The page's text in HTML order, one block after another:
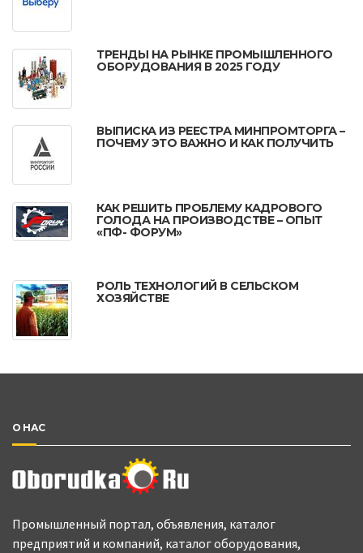
ТРЕНДЫ НА РЫНКЕ ПРОМЫШЛЕННОГО
ОБОРУДОВАНИЯ В 2025 ГОДУ
ВЫПИСКА ИЗ РЕЕСТРА МИНПРОМТОРГА –
ПОЧЕМУ ЭТО ВАЖНО И КАК ПОЛУЧИТЬ
КАК РЕШИТЬ ПРОБЛЕМУ КАДРОВОГО
ГОЛОДА НА ПРОИЗВОДСТВЕ – ОПЫТ
«ПФ- ФОРУМ»
РОЛЬ ТЕХНОЛОГИЙ В СЕЛЬСКОМ
ХОЗЯЙСТВЕ
О НАС
Промышленный портал, объявления, каталог
предприятий и компаний, каталог оборудования,